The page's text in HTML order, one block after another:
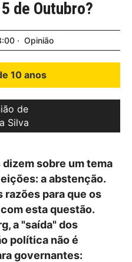
de Outubro?
Opinião
10 anos
de
Silva
sobre um tema
a abstenção.
razões para que os
esta questão.
a "saída" dos
política não é
governantes: